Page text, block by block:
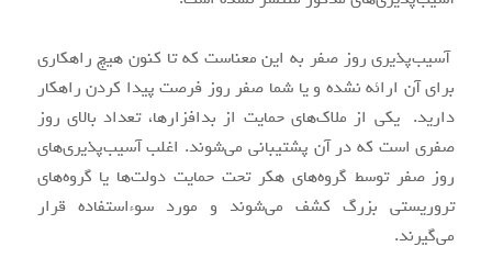
آلوده، آلودگی
از طریق هک و
می‌شود که از
بین رفتن
اطلاعات
آسیب‌پذیری روز صفر به این معناست که تا کنون هیچ راهکاری
برای آن ارائه نشده و یا شما صفر روز فرصت پیدا کردن راهکار
دارید. یکی از ملاک‌های حمایت از بدافزارها، تعداد بالای روز
صفری است که در آن پشتیبانی می‌شوند. اغلب آسیب‌پذیری‌های
روز صفر توسط گروه‌های هکر تحت حمایت دولت‌ها یا گروه‌های
تروریستی بزرگ کشف می‌شوند و مورد سوءاستفاده قرار
می‌گیرند.